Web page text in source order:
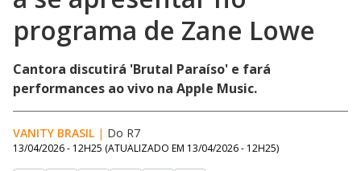
programa de Zane Lowe
Cantora discutirá 'Brutal Paraíso' e fará
performances ao vivo na Apple Music.
VANITY BRASIL | Do R7
13/04/2026 - 12H25 (ATUALIZADO EM 13/04/2026 - 12H25)